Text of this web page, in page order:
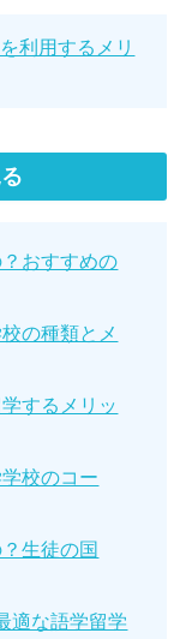
利用するメリ
おすすめの
の種類とメ
するメリッ
校のコー
生徒の国
適な語学留学